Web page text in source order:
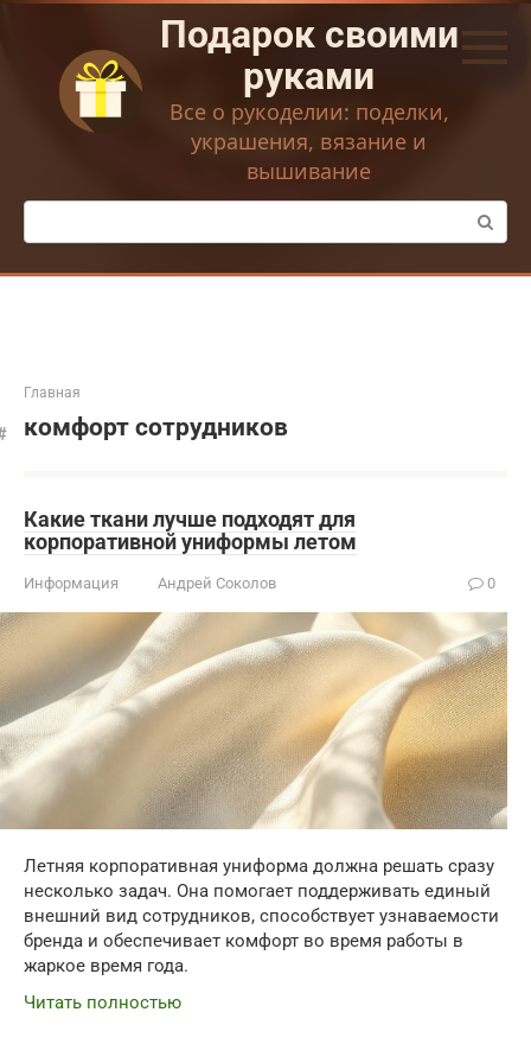
Перейти
контенту
Подарок своими
руками
Все о рукоделии: поделки,
украшения, вязание и
вышивание
Поиск:
Главная
комфорт сотрудников
Какие ткани лучше подходят для
корпоративной униформы летом
Информация Андрей Соколов 0
Летняя корпоративная униформа должна решать сразу
несколько задач. Она помогает поддерживать единый
внешний вид сотрудников, способствует узнаваемости
бренда и обеспечивает комфорт во время работы в
жаркое время года.
Читать полностью